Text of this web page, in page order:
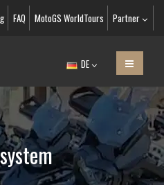
FAQ MotoGS WorldTours Partner
DE